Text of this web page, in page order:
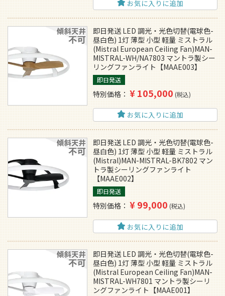
お気に入りに追加
即日発送 LED 調光・光色切替(電球色-
昼白色) 1灯 薄型 小型 軽量 ミストラル
(Mistral European Ceiling Fan)MAN-
MISTRAL-WH/NA7803 マントラ製シー
リングファンライト【MAAE003】
即日発送
特別価格 ¥105,000 税込
お気に入りに追加
即日発送 LED 調光・光色切替(電球色-
昼白色) 1灯 薄型 小型 軽量 ミストラル
(Mistral)MAN-MISTRAL-BK7802 マン
トラ製シーリングファンライト
【MAAE002】
即日発送
特別価格 ¥99,000 税込
お気に入りに追加
即日発送 LED 調光・光色切替(電球色-
昼白色) 1灯 薄型 小型 軽量 ミストラル
(Mistral European Ceiling Fan)MAN-
MISTRAL-WH7801 マントラ製シーリ
ングファンライト【MAAE001】